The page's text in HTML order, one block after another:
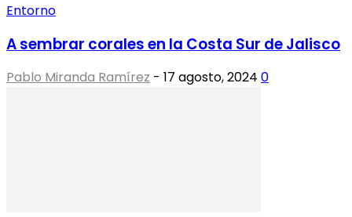
Entorno
A sembrar corales en la Costa Sur de Jalisco
Pablo Miranda Ramírez - 17 agosto, 2024 0